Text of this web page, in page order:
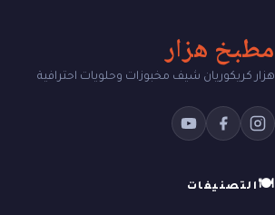
مطبخ هزار
هزار كريكوريان شيف مخبوزات وحلويات احترافية
🍽 التصنيفات